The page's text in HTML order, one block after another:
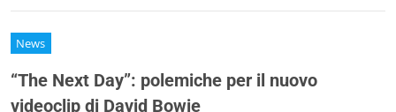
News
“The Next Day”: polemiche per il nuovo
videoclip di David Bowie